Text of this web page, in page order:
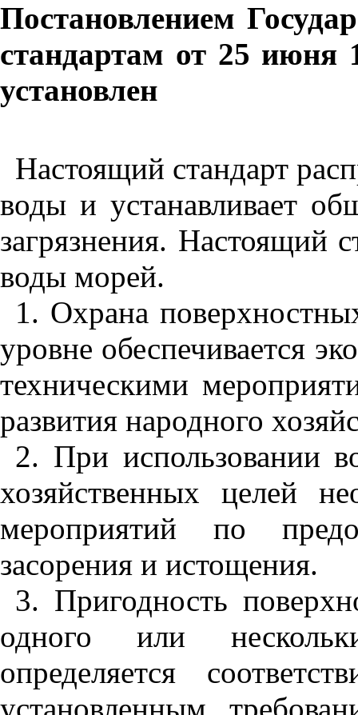
Постановлением
стандартам от 25 июня
установлен
Настоящий стандарт
воды и устанавливает
загрязнения. Настоящий
воды морей.
1. Охрана
уровне обеспечивается
техническими
развития народного
2. При использовании
хозяйственных целей
мероприятий по
засорения и истощения.
3. Пригодность
одного или
определяется